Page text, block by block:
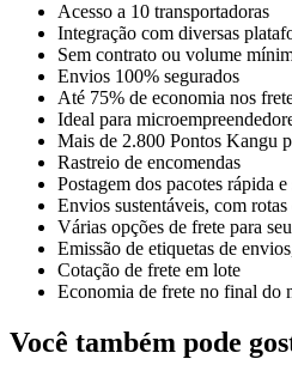
Acesso a 10 transportadoras
Integração com diversas
Sem contrato ou volume
Envios 100% segurados
Até 75% de economia nos
Ideal para
Mais de 2.800 Pontos Kangu
Rastreio de encomendas
Postagem dos pacotes rápida
Envios sustentáveis, com
Várias opções de frete para
Emissão de etiquetas de
Cotação de frete em lote
Economia de frete no final do
Você também pode